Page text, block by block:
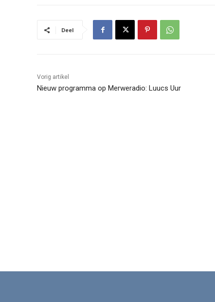
Deel
Vorig artikel
Nieuw programma op Merweradio: Luucs Uur